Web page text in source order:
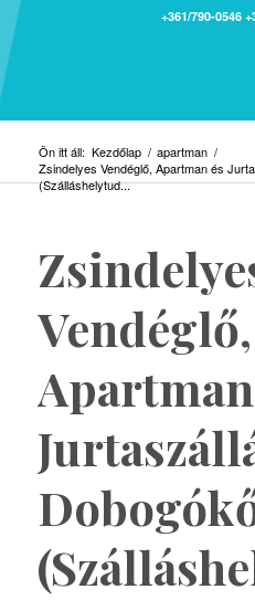
+361/790-0546
Ön itt áll: Kezdőlap / apartman /
Zsindelyes Vendéglő, Apartman és
(Szálláshelytud...
Vendéglő,